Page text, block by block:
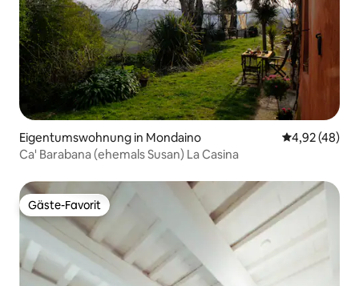
Eigentumswohnung in Mondaino
4,92 (48)
Ca' Barabana (ehemals Susan) La Casina
Gäste-Favorit
Gäste-Favorit